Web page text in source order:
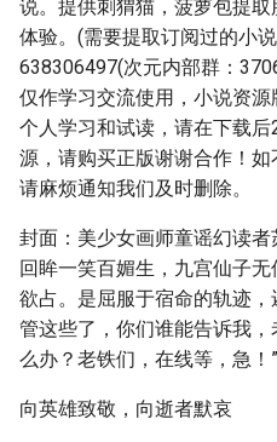
说。提供刺猬猫，菠萝包提
体验。(需要提取订阅过的小
638306497(次元内部群：
仅作学习交流使用，小说资
个人学习和试读，请在下载
源，请购买正版谢谢合作！如
请麻烦通知我们及时删除。
封面：美少女画师童谣幻读
回眸一笑百媚生，九宫仙子
欲占。是屈服于宿命的轨迹
管这些了，你们谁能告诉我
么办？老铁们，在线等，急！”
向英雄致敬，向逝者默哀